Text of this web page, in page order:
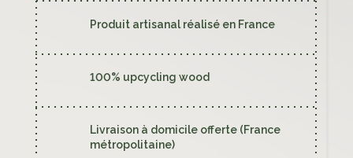
Produit artisanal réalisé en France
100% upcycling wood
Livraison à domicile offerte (France
métropolitaine)